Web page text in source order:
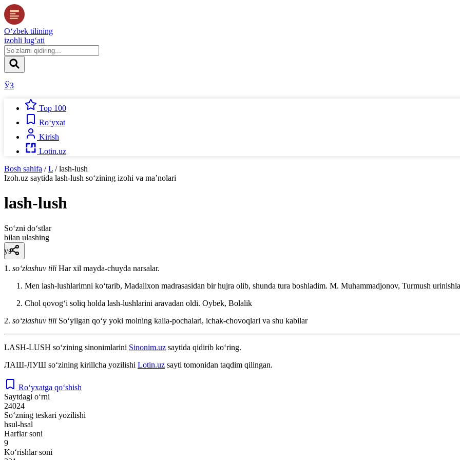
O‘zbek tilining
izohli lug‘ati
ЎЗ
Top 100
Ro‘yxat
Kirish
Lotin.uz
Bosh sahifa / L / lash-lush
Izoh.uz saytida lash-lush so‘zining izohi va ma’nolari
lash-lush
So‘zni do‘stlar
bilan ulashing
ys
1. so‘zlashuv tili Har xil mayda-chuyda narsalar.
Men lash-lushlarimni koʻtarib, Madalixon madrasasidan bir hujra olib, shunda tura boshladim. M. Muhammadjonov, Turmush
Chol qovogʻi soliq holda lash-lushlarini aravadan oldi. Oybek, Bolalik
2. so‘zlashuv tili Soʻyilgan qoʻy yoki molning kalla-pochalari, ichak-chovoqlari va shu kabilar
LASH-LUSH so‘zining sinonimlarini Sinonim.uz saytida qidirib ko‘ring.
ЛАШ-ЛУШ so‘zining kirillcha yozilishi Lotin.uz sayti tomonidan taqdim qilingan.
Ro‘yxatga qo‘shish
Saytdagi o‘rni
24024
So‘zning teskari yozilishi
hsul-hsal
Harflar soni
9
Ko‘rishlar soni